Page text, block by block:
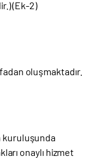
(Ek-2)
oluşmaktadır.
kuruluşunda
onaylı hizmet